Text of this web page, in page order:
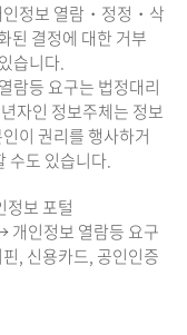
정보 열람・정정・삭
된 결정에 대한 거부
습니다.
람등 요구는 법정대리
자인 정보주체는 정보
이 권리를 행사하거
수도 있습니다.
보 포털
인정보 열람등 요구
, 신용카드, 공인인증